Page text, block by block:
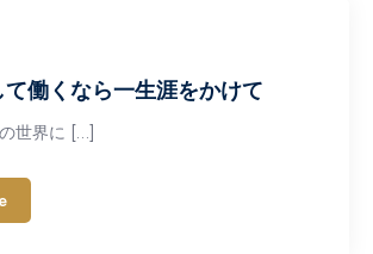
働くなら一生涯をかけて
世界に […]